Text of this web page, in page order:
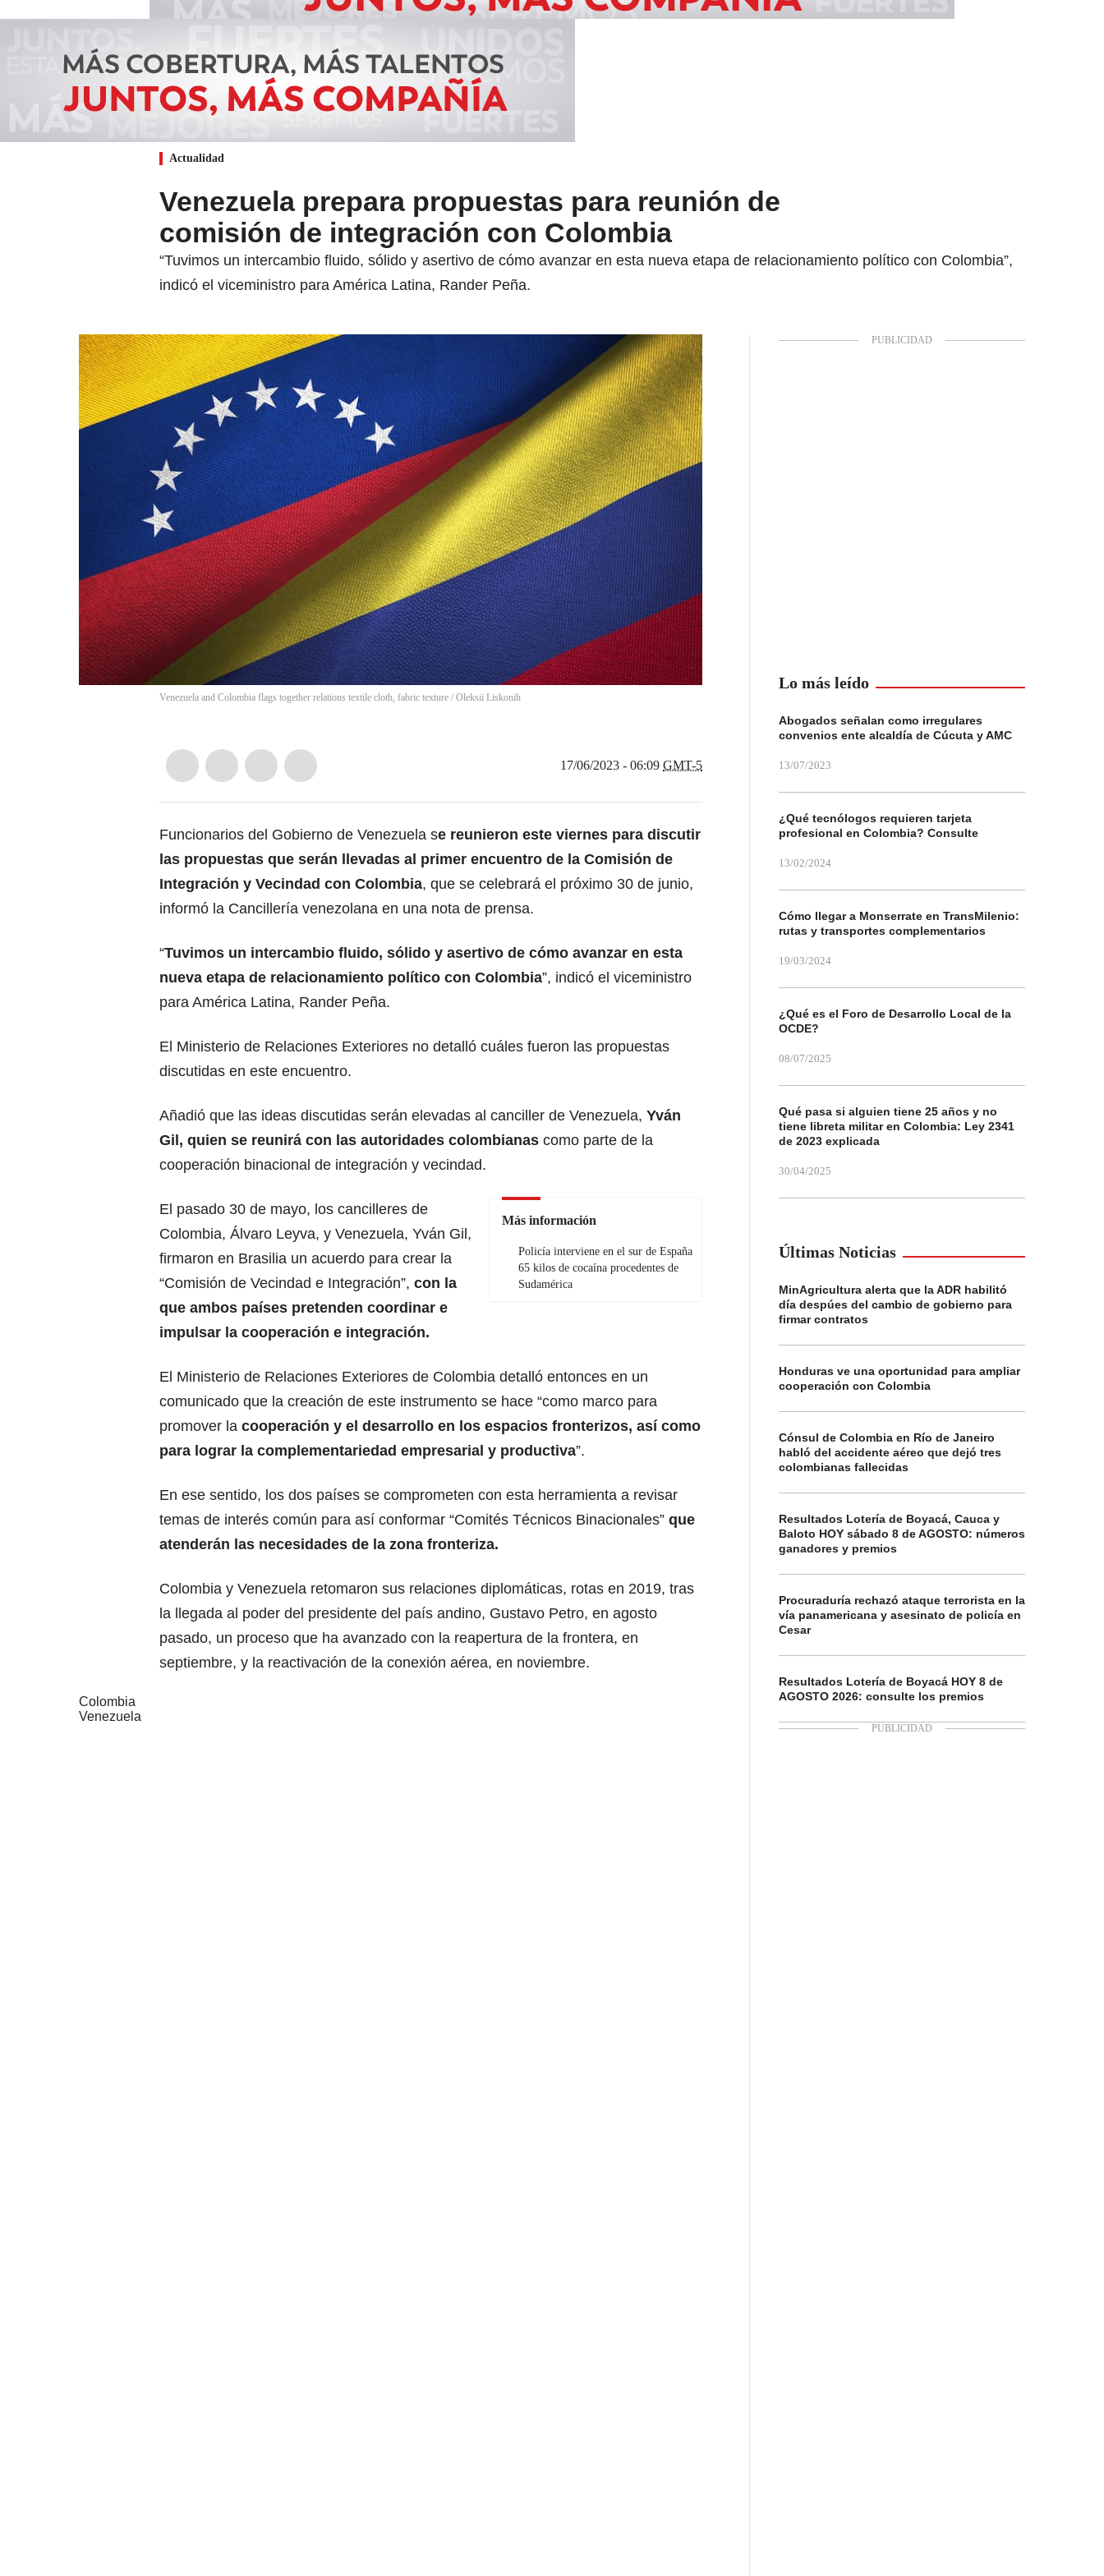
Actualidad
Venezuela prepara propuestas para reunión de
comisión de integración con Colombia
“Tuvimos un intercambio fluido, sólido y asertivo de cómo avanzar en esta nueva etapa de relacionamiento político con Colombia”,
indicó el viceministro para América Latina, Rander Peña.
Venezuela and Colombia flags together relations textile cloth, fabric texture / Oleksii Liskonih
17/06/2023 - 06:09 GMT-5
Funcionarios del Gobierno de Venezuela se reunieron este viernes para discutir
las propuestas que serán llevadas al primer encuentro de la Comisión de
Integración y Vecindad con Colombia, que se celebrará el próximo 30 de junio,
informó la Cancillería venezolana en una nota de prensa.
“Tuvimos un intercambio fluido, sólido y asertivo de cómo avanzar en esta
nueva etapa de relacionamiento político con Colombia”, indicó el viceministro
para América Latina, Rander Peña.
El Ministerio de Relaciones Exteriores no detalló cuáles fueron las propuestas
discutidas en este encuentro.
Añadió que las ideas discutidas serán elevadas al canciller de Venezuela, Yván
Gil, quien se reunirá con las autoridades colombianas como parte de la
cooperación binacional de integración y vecindad.
Más información
Policía interviene en el sur de España
65 kilos de cocaína procedentes de
Sudamérica
El pasado 30 de mayo, los cancilleres de
Colombia, Álvaro Leyva, y Venezuela, Yván Gil,
firmaron en Brasilia un acuerdo para crear la
“Comisión de Vecindad e Integración”, con la
que ambos países pretenden coordinar e
impulsar la cooperación e integración.
El Ministerio de Relaciones Exteriores de Colombia detalló entonces en un
comunicado que la creación de este instrumento se hace “como marco para
promover la cooperación y el desarrollo en los espacios fronterizos, así como
para lograr la complementariedad empresarial y productiva”.
En ese sentido, los dos países se comprometen con esta herramienta a revisar
temas de interés común para así conformar “Comités Técnicos Binacionales” que
atenderán las necesidades de la zona fronteriza.
Colombia y Venezuela retomaron sus relaciones diplomáticas, rotas en 2019, tras
la llegada al poder del presidente del país andino, Gustavo Petro, en agosto
pasado, un proceso que ha avanzado con la reapertura de la frontera, en
septiembre, y la reactivación de la conexión aérea, en noviembre.
Colombia
Venezuela
Lo más leído
Abogados señalan como irregulares
convenios ente alcaldía de Cúcuta y AMC
13/07/2023
¿Qué tecnólogos requieren tarjeta
profesional en Colombia? Consulte
13/02/2024
Cómo llegar a Monserrate en TransMilenio:
rutas y transportes complementarios
19/03/2024
¿Qué es el Foro de Desarrollo Local de la
OCDE?
08/07/2025
Qué pasa si alguien tiene 25 años y no
tiene libreta militar en Colombia: Ley 2341
de 2023 explicada
30/04/2025
Últimas Noticias
MinAgricultura alerta que la ADR habilitó
día despúes del cambio de gobierno para
firmar contratos
Honduras ve una oportunidad para ampliar
cooperación con Colombia
Cónsul de Colombia en Río de Janeiro
habló del accidente aéreo que dejó tres
colombianas fallecidas
Resultados Lotería de Boyacá, Cauca y
Baloto HOY sábado 8 de AGOSTO: números
ganadores y premios
Procuraduría rechazó ataque terrorista en la
vía panamericana y asesinato de policía en
Cesar
Resultados Lotería de Boyacá HOY 8 de
AGOSTO 2026: consulte los premios